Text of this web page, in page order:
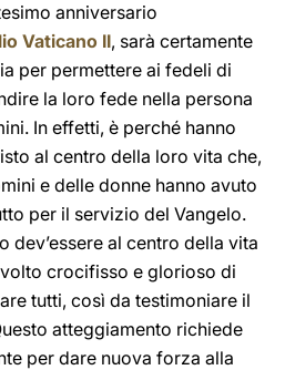
anniversario
Vaticano II, sarà certamente
per permettere ai fedeli di
la loro fede nella persona
In effetti, è perché hanno
al centro della loro vita che,
e delle donne hanno avuto
per il servizio del Vangelo.
dev’essere al centro della vita
crocifisso e glorioso di
tutti, così da testimoniare il
atteggiamento richiede
per dare nuova forza alla